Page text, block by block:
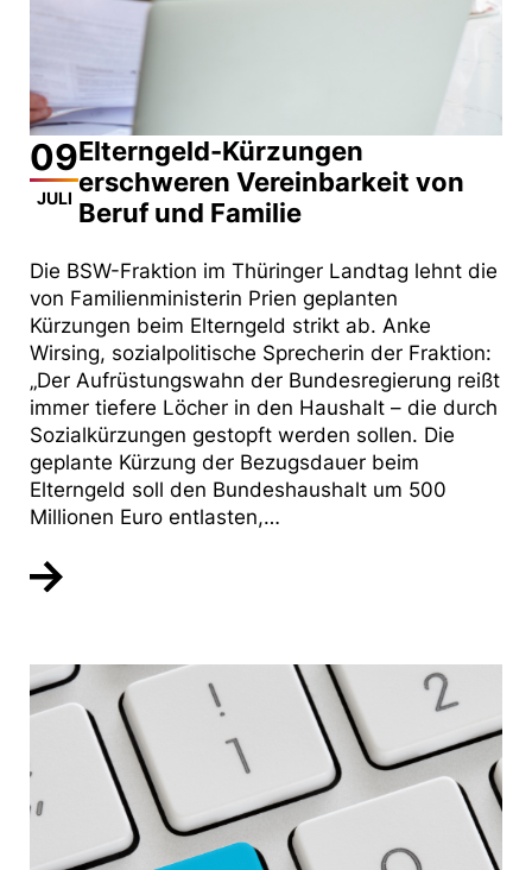
09
JULI
Elterngeld-Kürzungen
erschweren Vereinbarkeit von
Beruf und Familie
Die BSW-Fraktion im Thüringer Landtag lehnt die
von Familienministerin Prien geplanten
Kürzungen beim Elterngeld strikt ab. Anke
Wirsing, sozialpolitische Sprecherin der Fraktion:
„Der Aufrüstungswahn der Bundesregierung reißt
immer tiefere Löcher in den Haushalt – die durch
Sozialkürzungen gestopft werden sollen. Die
geplante Kürzung der Bezugsdauer beim
Elterngeld soll den Bundeshaushalt um 500
Millionen Euro entlasten,…